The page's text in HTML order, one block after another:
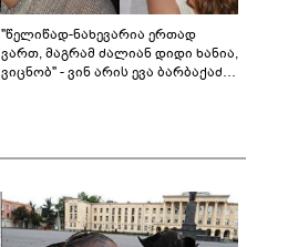
"წელიწად-ნახევარია ერთად
ვართ, მაგრამ ძალიან დიდი ხანია,
ვიცნობ" - ვინ არის ევა ბარბაქაძის